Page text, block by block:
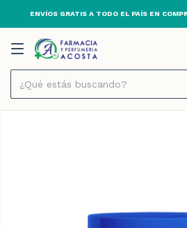
ENVÍOS GRATIS A TODO EL PAÍS EN